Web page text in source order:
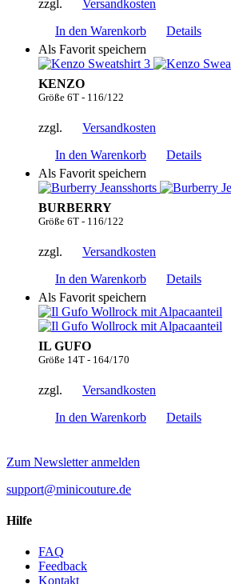
zzgl.
Versandkosten
In den Warenkorb
Details
Als Favorit speichern
KENZO
Größe 6T - 116/122
zzgl.
Versandkosten
In den Warenkorb
Details
Als Favorit speichern
BURBERRY
Größe 6T - 116/122
zzgl.
Versandkosten
In den Warenkorb
Details
Als Favorit speichern
IL GUFO
Größe 14T - 164/170
zzgl.
Versandkosten
In den Warenkorb
Details
Zum Newsletter anmelden
support@minicouture.de
Hilfe
FAQ
Feedback
Kontakt